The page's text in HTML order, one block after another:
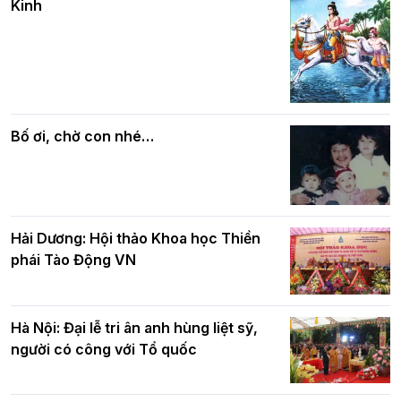
DL.2026
nhân mùa Phật đản PL.2570
Phật giáo chính tín Phần 7: Luật nhân
quả
Kinh
Bố ơi, chờ con nhé…
Hải Dương: Hội thảo Khoa học Thiền
phái Tào Động VN
Hà Nội: Đại lễ tri ân anh hùng liệt sỹ,
người có công với Tổ quốc